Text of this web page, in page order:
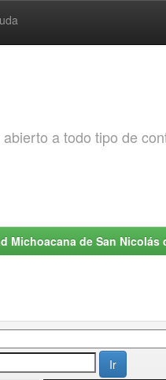
a todo tipo de
Michoacana de San Nicolás